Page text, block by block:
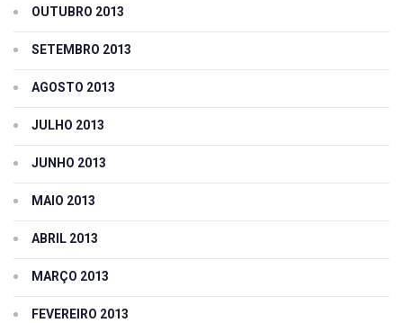
OUTUBRO 2013
SETEMBRO 2013
AGOSTO 2013
JULHO 2013
JUNHO 2013
MAIO 2013
ABRIL 2013
MARÇO 2013
FEVEREIRO 2013